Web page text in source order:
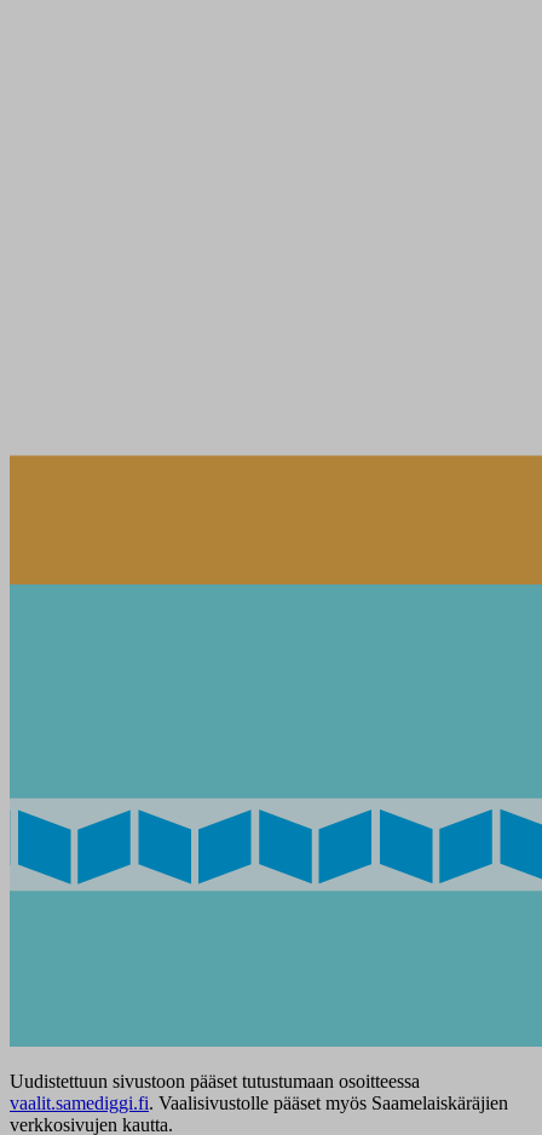
Uudistettuun sivustoon pääset tutustumaan osoitteessa
vaalit.samediggi.fi. Vaalisivustolle pääset myös Saamelaiskäräjien
verkkosivujen kautta.